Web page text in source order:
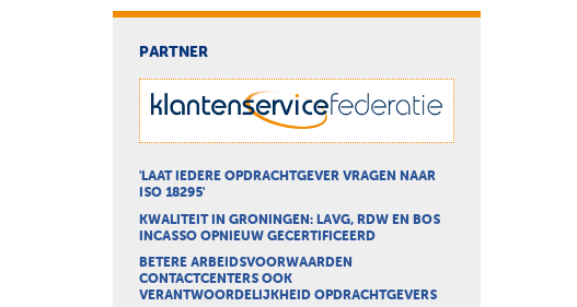
PARTNER
'LAAT IEDERE OPDRACHTGEVER VRAGEN NAAR
ISO 18295'
KWALITEIT IN GRONINGEN: LAVG, RDW EN BOS
INCASSO OPNIEUW GECERTIFICEERD
BETERE ARBEIDSVOORWAARDEN
CONTACTCENTERS OOK
VERANTWOORDELIJKHEID OPDRACHTGEVERS